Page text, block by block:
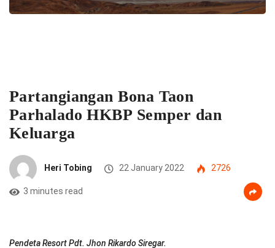
Partangiangan Bona Taon
Parhalado HKBP Semper dan
Keluarga
Heri Tobing 22 January 2022 2726
3 minutes read